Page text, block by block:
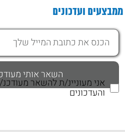
ממבצעים ועדכונים
אני מעוניינ/ת להשאר
והעדכונים